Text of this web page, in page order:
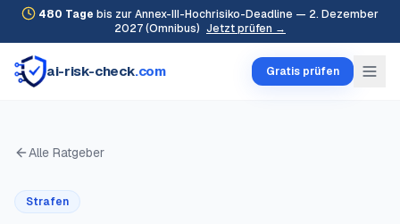
480 Tage bis zur Annex-III-Hochrisiko-Deadline — 2. Dezember
2027 (Omnibus) Jetzt prüfen →
ai-risk-check.com Gratis prüfen
Alle Ratgeber
Strafen